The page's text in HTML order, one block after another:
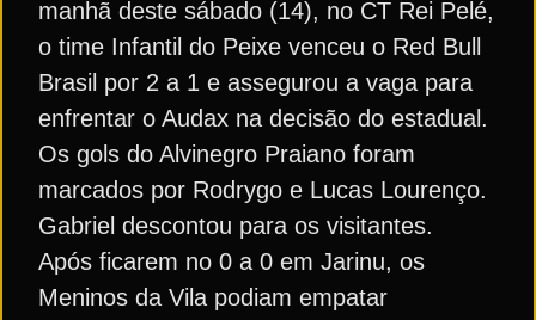
manhã deste sábado (14), no CT Rei Pelé,
o time Infantil do Peixe venceu o Red Bull
Brasil por 2 a 1 e assegurou a vaga para
enfrentar o Audax na decisão do estadual.
Os gols do Alvinegro Praiano foram
marcados por Rodrygo e Lucas Lourenço.
Gabriel descontou para os visitantes.
Após ficarem no 0 a 0 em Jarinu, os
Meninos da Vila podiam empatar